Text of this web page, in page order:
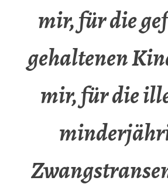
mir, für die
gehaltenen
mir, für die